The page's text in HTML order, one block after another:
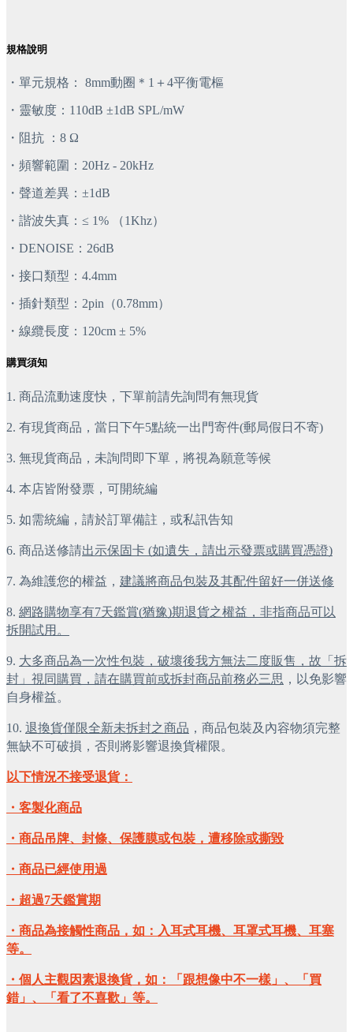
規格說明
・單元規格： 8mm動圈＊1＋4平衡電樞
・靈敏度：110dB ±1dB SPL/mW
・阻抗 ：8 Ω
・頻響範圍：20Hz - 20kHz
・聲道差異：±1dB
・諧波失真：≤ 1% （1Khz）
・DENOISE：26dB
・接口類型：4.4mm
・插針類型：2pin（0.78mm）
・線纜長度：120cm ± 5%
購買須知
1. 商品流動速度快，下單前請先詢問有無現貨
2. 有現貨商品，當日下午5點統一出門寄件(郵局假日不寄)
3. 無現貨商品，未詢問即下單，將視為願意等候
4. 本店皆附發票，可開統編
5. 如需統編，請於訂單備註，或私訊告知
6. 商品送修請出示保固卡 (如遺失，請出示發票或購買憑證)
7. 為維護您的權益， 建議將商品包裝及其配件留好一併送修
8. 網路購物享有7天鑑賞(猶豫)期退貨之權益，非指商品可以
拆開試用。
9. 大多商品為一次性包裝，破壞後我方無法二度販售，故「拆
封」視同購買，請在購買前或拆封商品前務必三思 ，以免影響
自身權益。
10. 退換貨僅限全新未拆封之商品 ，商品包裝及內容物須完整
無缺不可破損，否則將影響退換貨權限。
以下情況不接受退貨：
・客製化商品
・商品吊牌、封條、保護膜或包裝，遭移除或撕毀
・商品已經使用過
・超過7天鑑賞期
・商品為接觸性商品，如：入耳式耳機、耳罩式耳機、耳塞
等。
・個人主觀因素退換貨，如：「跟想像中不一樣」、「買
錯」、「看了不喜歡」等。